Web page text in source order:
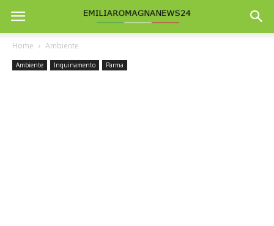
Home Ambiente
Ambiente Inquinamento Parma